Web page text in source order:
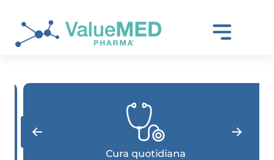
Cura quotidiana